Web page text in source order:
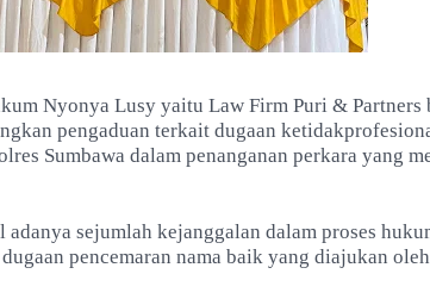
Nyonya Lusy yaitu Law Firm Puri & Partners
pengaduan terkait dugaan
Sumbawa dalam penanganan perkara yang
sejumlah kejanggalan dalam proses
pencemaran nama baik yang diajukan